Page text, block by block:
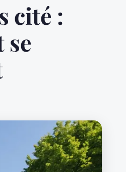
cité :
se